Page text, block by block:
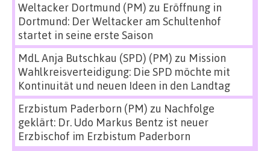
Weltacker Dortmund (PM) zu Eröffnung in
Dortmund: Der Weltacker am Schultenhof
startet in seine erste Saison
MdL Anja Butschkau (SPD) (PM) zu Mission
Wahlkreisverteidigung: Die SPD möchte mit
Kontinuität und neuen Ideen in den Landtag
Erzbistum Paderborn (PM) zu Nachfolge
geklärt: Dr. Udo Markus Bentz ist neuer
Erzbischof im Erzbistum Paderborn